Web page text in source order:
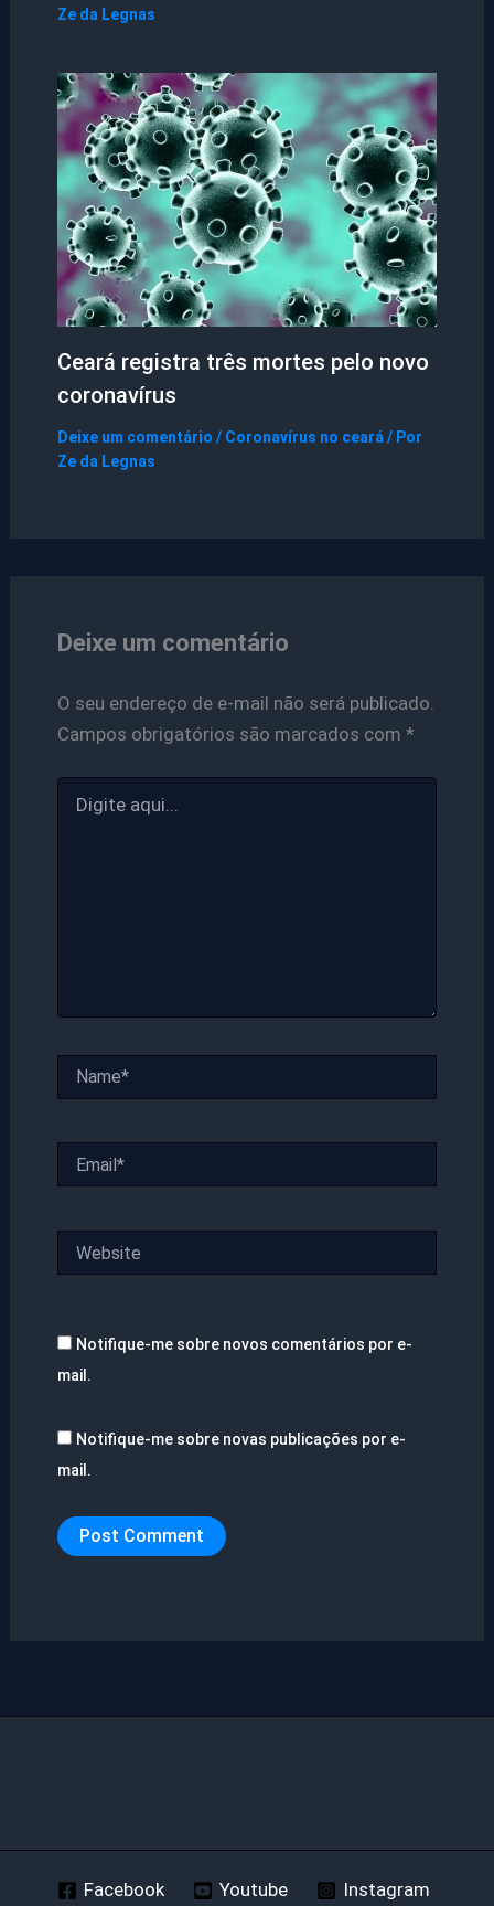
Ze da Legnas
Ceará registra três mortes pelo novo
coronavírus
Deixe um comentário / Coronavírus no ceará / Por
Ze da Legnas
Deixe um comentário
O seu endereço de e-mail não será publicado.
Campos obrigatórios são marcados com *
aqui...
Notifique-me sobre novos comentários por e-
mail.
Notifique-me sobre novas publicações por e-
mail.
Facebook Youtube Instagram